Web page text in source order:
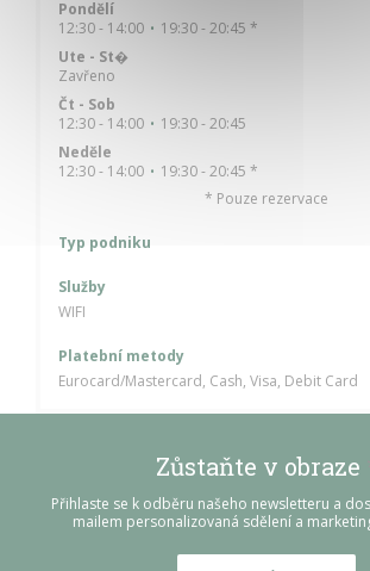
Pondělí
12:30 - 14:00 • 19:30 - 20:45 *
Ute - St�
Zavřeno
Čt - Sob
12:30 - 14:00 • 19:30 - 20:45
Neděle
12:30 - 14:00 • 19:30 - 20:45 *
* Pouze rezervace
Typ podniku
Služby
WIFI
Platební metody
Eurocard/Mastercard, Cash, Visa, Debit Card
Zůstaňte v obraze
Přihlaste se k odběru našeho newsletteru a
mailem personalizovaná sdělení a